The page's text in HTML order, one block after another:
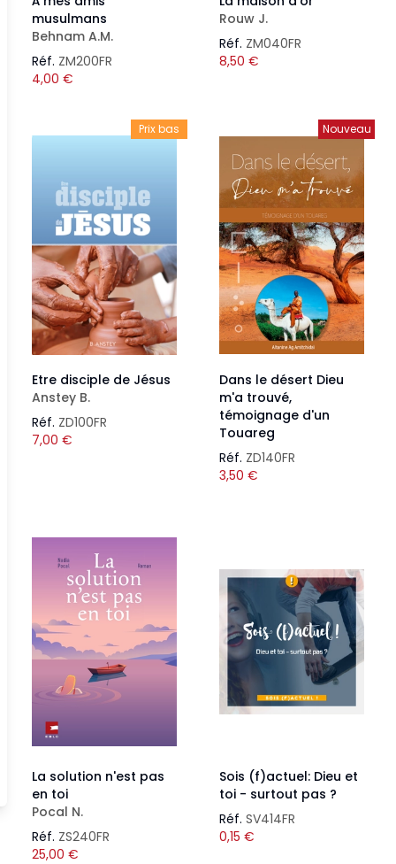
musulmans
Behnam A.M.
Réf. ZM200FR
4,00 €
Rouw J.
Réf. ZM040FR
8,50 €
Prix bas
Etre disciple de Jésus
Anstey B.
Réf. ZD100FR
7,00 €
Nouveau
Dans le désert Dieu
m'a trouvé,
témoignage d'un
Touareg
Réf. ZD140FR
3,50 €
La solution n'est pas
en toi
Pocal N.
Réf. ZS240FR
25,00 €
Sois (f)actuel: Dieu et
toi - surtout pas ?
Réf. SV414FR
0,15 €